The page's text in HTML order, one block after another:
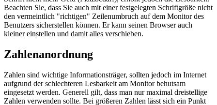
Beachten Sie, dass Sie auch mit einer festgelegten Schriftgröße nicht
den vermeintlich "richtigen" Zeilenumbruch auf dem Monitor des
Benutzers sicherstellen können. Er kann seinen Browser auch
kleiner einstellen und damit alles verschieben.
Zahlenanordnung
Zahlen sind wichtige Informationsträger, sollten jedoch im Internet
aufgrund der schlechteren Lesbarkeit am Monitor behutsam
eingesetzt werden. Generell gilt, dass man nur maximal dreistellige
Zahlen verwenden sollte. Bei größeren Zahlen lässt sich ein Punkt